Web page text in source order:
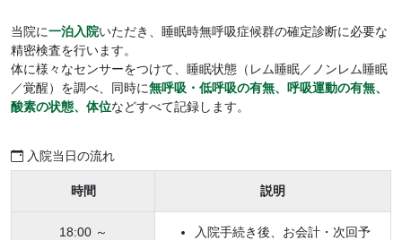
当院に一泊入院いただき、睡眠時無呼吸症候群の確定診断に必要な
精密検査を行います。
体に様々なセンサーをつけて、睡眠状態（レム睡眠／ノンレム睡眠
／覚醒）を調べ、同時に無呼吸・低呼吸の有無、呼吸運動の有無、
酸素の状態、体位などすべて記録します。
入院当日の流れ
時間 説明
18:00 ～
入院手続き後、お会計・次回予